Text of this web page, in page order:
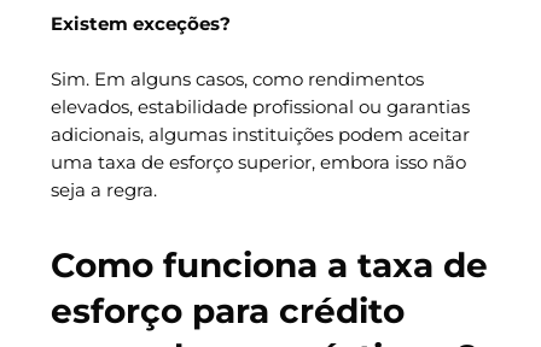
Existem exceções?
Sim. Em alguns casos, como rendimentos
elevados, estabilidade profissional ou garantias
adicionais, algumas instituições podem aceitar
uma taxa de esforço superior, embora isso não
seja a regra.
Como funciona a taxa de
esforço para crédito